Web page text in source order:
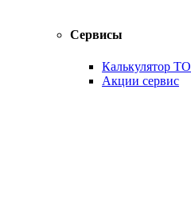
Сервисы
Калькулятор ТО
Акции сервис